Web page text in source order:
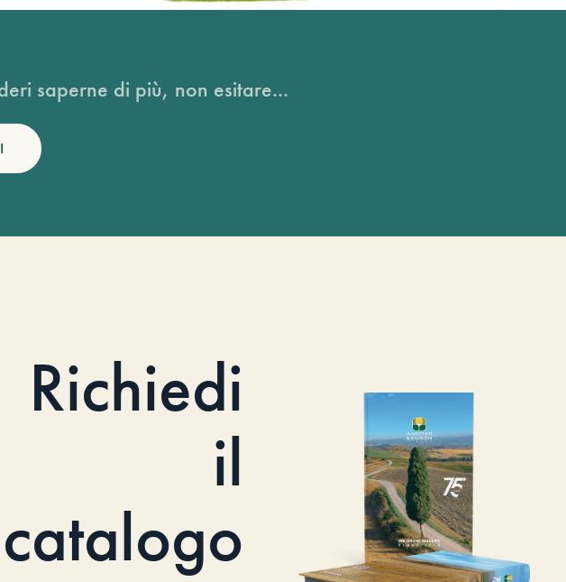
saperne di più, non esitare...
Richiedi
il
catalogo